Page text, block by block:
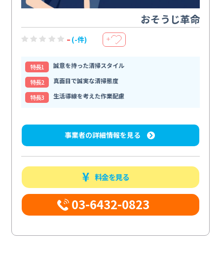
おそうじ革命
- (-件) ＋
特⻑1
誠意を持った清掃スタイル
特⻑2
真面目で誠実な清掃態度
特⻑3
生活導線を考えた作業配慮
事業者の詳細情報を見る
料金を見る
03-6432-0823